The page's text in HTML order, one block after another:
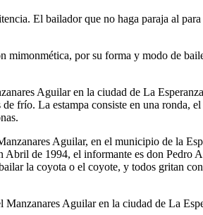
El bailador que no haga paraja al
mimonmética, por su forma y modo de
Aguilar en la ciudad de La
de frío. La estampa consiste en una
Aguilar, en el municipio de la
Abril de 1994, el informante es don Pedro
la coyota o el coyote, y todos gritan
Aguilar en la ciudad de La